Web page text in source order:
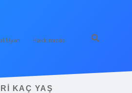
Uyarı Hakkımızda
KAÇ YAŞ